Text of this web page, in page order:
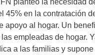
45% en la contratación
apoyo al hogar. Un
empleadas de hogar.
a las familias y